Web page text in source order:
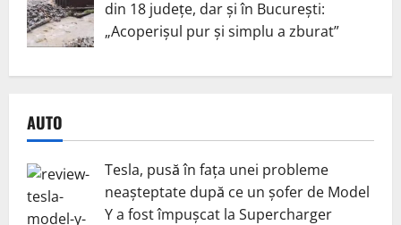
din 18 județe, dar și în București:
„Acoperișul pur și simplu a zburat”
AUTO
Tesla, pusă în fața unei probleme
neașteptate după ce un șofer de Model
Y a fost împușcat la Supercharger